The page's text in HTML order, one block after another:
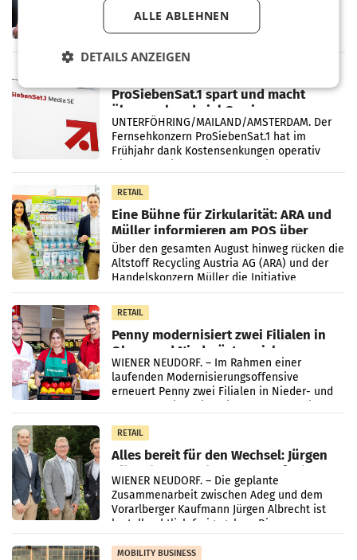
WIEN Die Österreichische Post AG hat im
ersten Halbjahr 2026 einen Konzernumsatz
von 1.544,0 Mio. EUR erwirtschaftet, was
einem Plus von 3,8 Prozent gegenüber dem
Vergleichszeitraum
ProSiebenSat.1 spart und macht
überraschend viel Gewinn
UNTERFÖHRING/MAILAND/AMSTERDAM. Der
Fernsehkonzern ProSiebenSat.1 hat im
Frühjahr dank Kostensenkungen operativ
RETAIL
Eine Bühne für Zirkularität: ARA und
Müller informieren am POS über
Kreislauffähigkeit
Über den gesamten August hinweg rücken die
Altstoff Recycling Austria AG (ARA) und der
Handelskonzern Müller die Initiative
„Kreislauf-Helden“ in allen österreichischen
Müller-Filialen
RETAIL
Penny modernisiert zwei Filialen in
Ober- und Niederösterreich
WIENER NEUDORF. – Im Rahmen einer
laufenden Modernisierungsoffensive
erneuert Penny zwei Filialen in Nieder- und
RETAIL
Alles bereit für den Wechsel: Jürgen
Albrecht setzt ab 1.1.2027 auf Adeg
WIENER NEUDORF. – Die geplante
Zusammenarbeit zwischen Adeg und dem
Vorarlberger Kaufmann Jürgen Albrecht ist
kartellrechtlich freigegeben: Die
Bundeswettbewerbsbehörde und der
Bundeskartellanwalt
MOBILITY BUSINESS
ALLE ABLEHNEN
DETAILS ANZEIGEN